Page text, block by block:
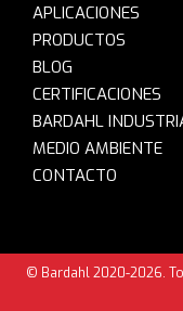
APLICACIONES
PRODUCTOS
BLOG
CERTIFICACIONES
BARDAHL
MEDIO AMBIENTE
CONTACTO
© Bardahl 2020-2026.